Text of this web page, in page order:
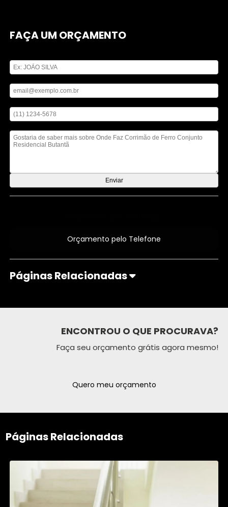
FAÇA UM ORÇAMENTO
Orçamento pelo Telefone
Páginas Relacionadas
ENCONTROU O QUE PROCURAVA?
Faça seu orçamento grátis agora mesmo!
Quero meu orçamento
Páginas Relacionadas